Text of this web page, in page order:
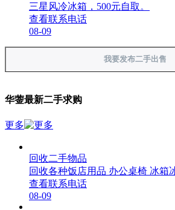
三星风冷冰箱，500元自取。
查看联系电话
08-09
我要发布二手出售
华蓥最新二手求购
更多
回收二手物品
回收各种饭店用品 办公桌椅 冰箱
查看联系电话
08-09